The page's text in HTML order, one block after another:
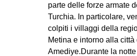
parte delle forze armate
Turchia. In particolare,
colpiti i villaggi della
Metina e intorno alla città
Amediye.Durante la